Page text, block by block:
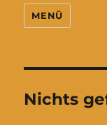
MENÜ
Nichts